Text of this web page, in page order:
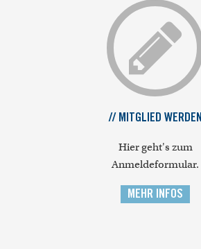
// MITGLIED WERDEN
Hier geht's zum
Anmeldeformular.
MEHR INFOS